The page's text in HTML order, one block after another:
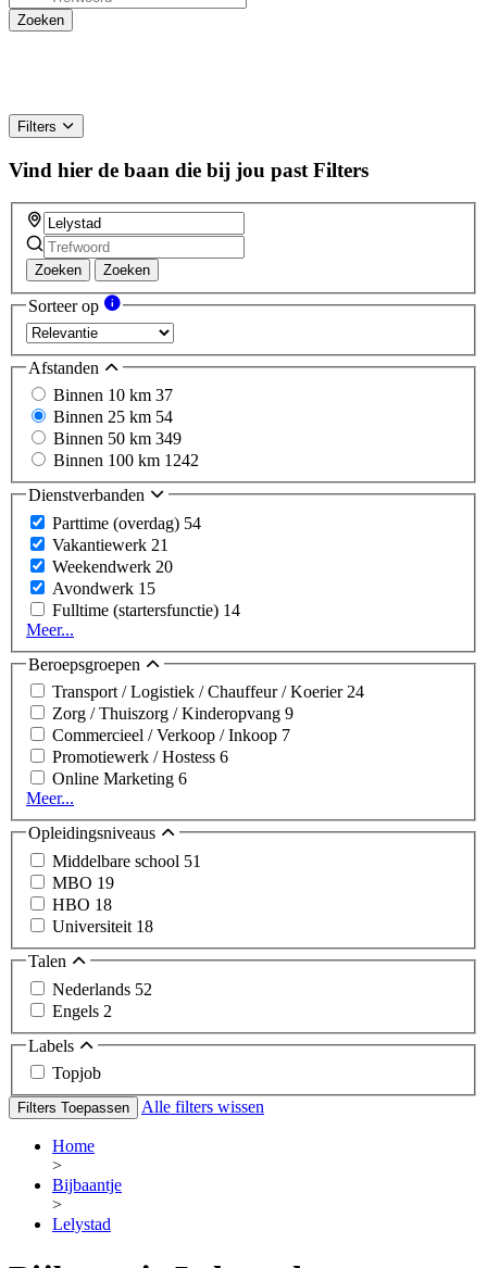
Filters
Vind hier de baan die bij jou past Filters
Zoeken Zoeken
Sorteer op
Afstanden
Binnen 10 km 37
Binnen 25 km 54
Binnen 50 km 349
Binnen 100 km 1242
Dienstverbanden
Parttime (overdag) 54
Vakantiewerk 21
Weekendwerk 20
Avondwerk 15
Fulltime (startersfunctie) 14
Meer...
Beroepsgroepen
Transport / Logistiek / Chauffeur / Koerier24
Zorg / Thuiszorg / Kinderopvang 9
Commercieel / Verkoop / Inkoop 7
Promotiewerk / Hostess 6
Online Marketing 6
Meer...
Opleidingsniveaus
Middelbare school 51
MBO 19
HBO 18
Universiteit 18
Talen
Nederlands 52
Engels 2
Labels
Topjob
Filters Toepassen Alle filters wissen
Home
>
Bijbaantje
>
Lelystad